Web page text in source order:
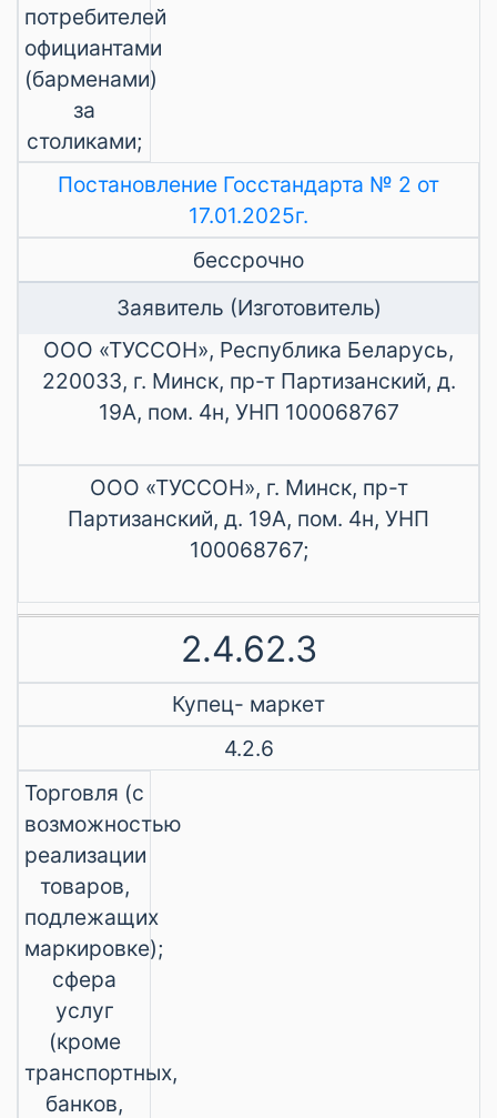
потребителей
официантами
(барменами)
за
столиками;
Постановление Госстандарта № 2 от
17.01.2025г.
бессрочно
Заявитель (Изготовитель)
ООО «ТУССОН», Республика Беларусь,
220033, г. Минск, пр-т Партизанский, д.
19А, пом. 4н, УНП 100068767
ООО «ТУССОН», г. Минск, пр-т
Партизанский, д. 19А, пом. 4н, УНП
100068767;
2.4.62.3
Купец- маркет
4.2.6
Торговля (с
возможностью
реализации
товаров,
подлежащих
маркировке);
сфера
услуг
(кроме
транспортных,
банков,